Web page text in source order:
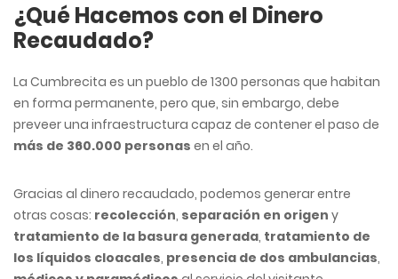
¿Qué Hacemos con el Dinero
Recaudado?
La Cumbrecita es un pueblo de 1300 personas que habitan
en forma permanente, pero que, sin embargo, debe
preveer una infraestructura capaz de contener el paso de
más de 360.000 personas en el año.
Gracias al dinero recaudado, podemos generar entre
otras cosas: recolección, separación en origen y
tratamiento de la basura generada, tratamiento de
los líquidos cloacales, presencia de dos ambulancias,